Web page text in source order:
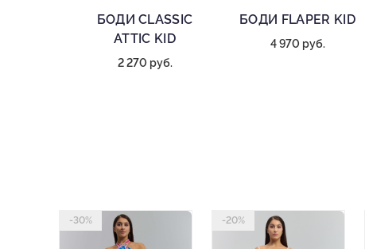
БОДИ CLASSIC
ATTIC KID
2 270 руб.
БОДИ FLAPER KID
4 970 руб.
-30% -20%